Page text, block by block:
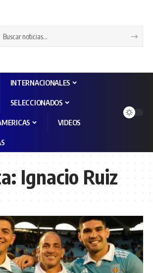
INTERNACIONALES
SELECCIONADOS
VIDEOS
Ignacio Ruiz